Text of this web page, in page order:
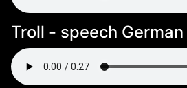
Troll - speech German